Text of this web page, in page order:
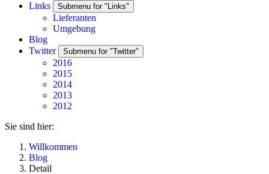
Links
Submenu for "Links"
Lieferanten
Umgebung
Blog
Twitter
Submenu for "Twitter"
2016
2015
2014
2013
2012
Sie sind hier:
Willkommen
Blog
Detail